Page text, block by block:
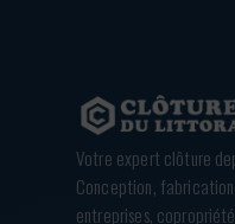
Votre expert clôture
Conception,
entreprises,